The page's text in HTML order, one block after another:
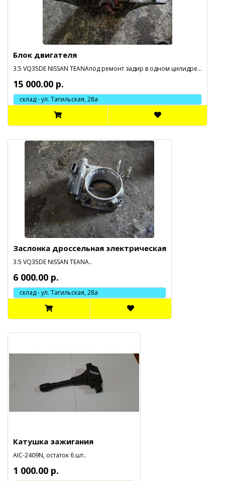
Блок двигателя
3.5 VQ35DE NISSAN TEANAпод ремонт задир в одном цилидре...
15 000.00 р.
склад - ул. Тагильская, 28а
Заслонка дроссельная электрическая
3.5 VQ35DE NISSAN TEANA..
6 000.00 р.
склад - ул. Тагильская, 28а
Катушка зажигания
AIC-2409N, остаток 6 шт..
1 000.00 р.